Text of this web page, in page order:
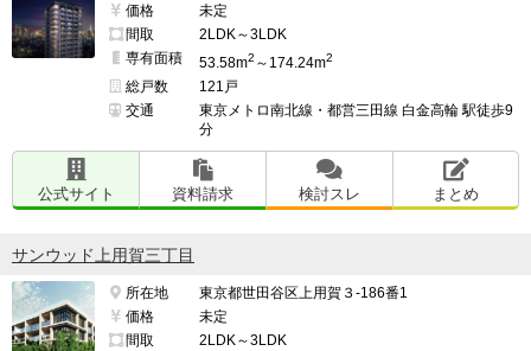
価格
未定
間取
2LDK～3LDK
専有面積
53.58m2 ～174.24m2
総戸数
121戸
交通
東京メトロ南北線・都営三田線 白金高輪 駅徒歩9
分
公式サイト 資料請求 検討スレ まとめ
サンウッド上用賀三丁目
所在地
東京都世田谷区上用賀３-186番1
価格
未定
間取
2LDK～3LDK